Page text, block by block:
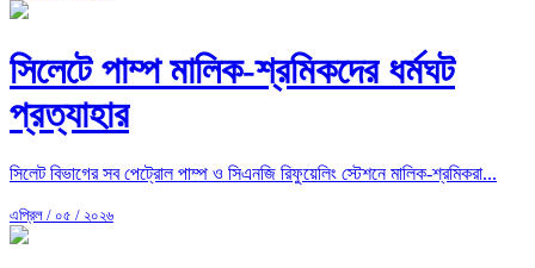
সিলেটে পাম্প মালিক-শ্রমিকদের ধর্মঘট
প্রত্যাহার
সিলেট বিভাগের সব পেট্রোল পাম্প ও সিএনজি রিফুয়েলিং স্টেশনে মালিক-শ্রমিকরা...
এপ্রিল / ০৫ / ২০২৬